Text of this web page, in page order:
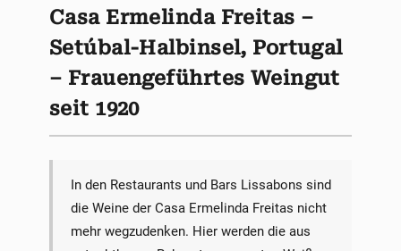
Casa Ermelinda Freitas –
Setúbal-Halbinsel, Portugal
– Frauengeführtes Weingut
seit 1920
In den Restaurants und Bars Lissabons sind
die Weine der Casa Ermelinda Freitas nicht
mehr wegzudenken. Hier werden die aus